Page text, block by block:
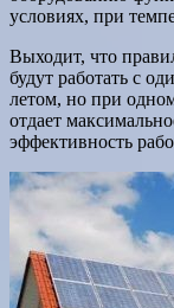
условиях, при
Выходит, что
будут работать с
летом, но при
отдает
эффективность